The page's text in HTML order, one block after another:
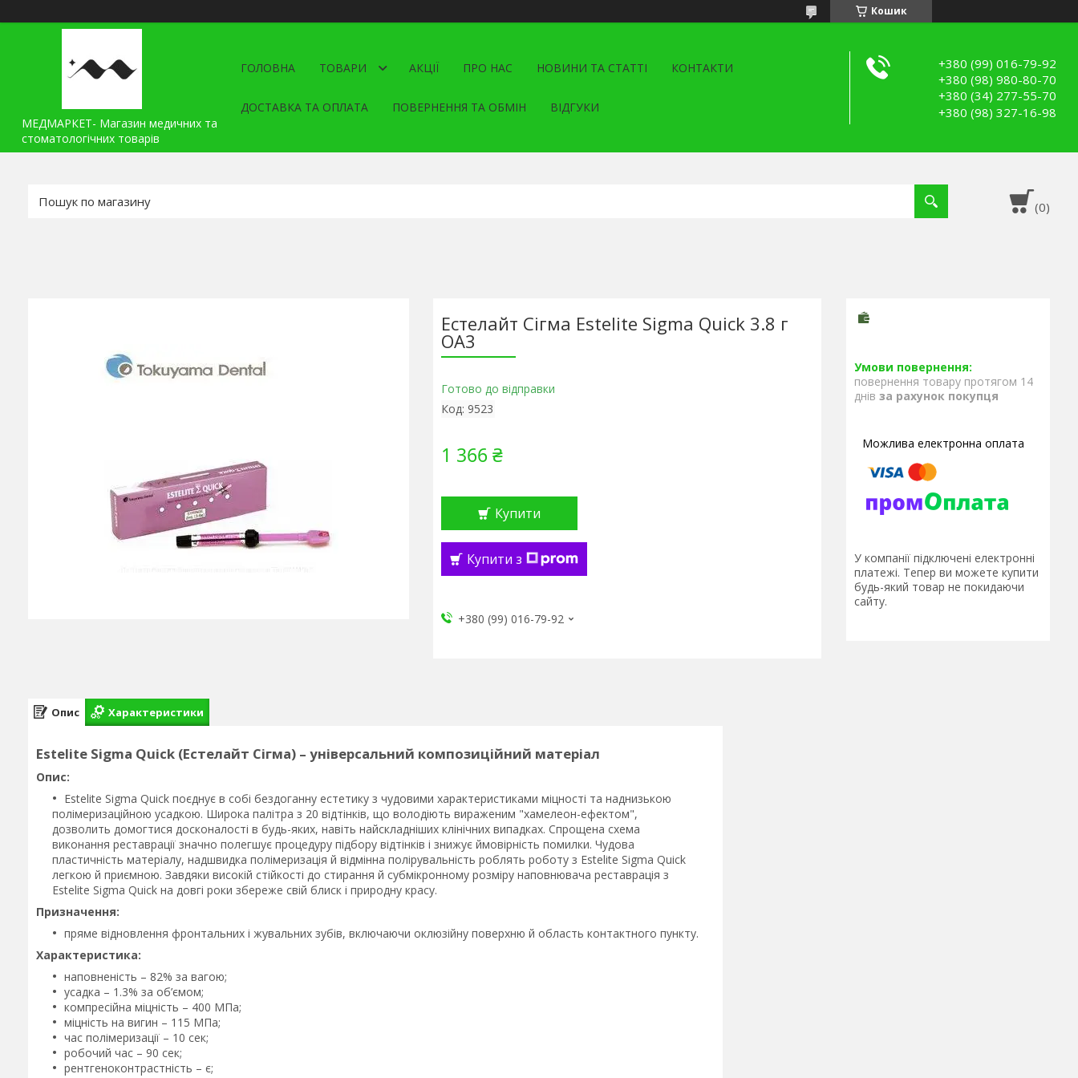
Кошик
МЕДМАРКЕТ- Магазин медичних та
стоматологічних товарів
ГОЛОВНА ТОВАРИ АКЦІЇ ПРО НАС НОВИНИ ТА СТАТТІ КОНТАКТИ
ДОСТАВКА ТА ОПЛАТА ПОВЕРНЕННЯ ТА ОБМІН ВІДГУКИ
+380 (99) 016-79-92
+380 (98) 980-80-70
+380 (34) 277-55-70
+380 (98) 327-16-98
Естелайт Сігма Estelite Sigma Quick 3.8 г
ОА3
Готово до відправки
Код: 9523
1 366 ₴
Купити
Купити з
+380 (99) 016-79-92
повернення товару протягом 14
днів за рахунок покупця
У компанії підключені електронні
платежі. Тепер ви можете купити
будь-який товар не покидаючи
сайту.
Опис Характеристики
Estelite Sigma Quick (Естелайт Сігма) – універсальний композиційний матеріал
Опис:
Estelite Sigma Quick поєднує в собі бездоганну естетику з чудовими характеристиками міцності та наднизькою
полімеризаційною усадкою. Широка палітра з 20 відтінків, що володіють вираженим "хамелеон-ефектом",
дозволить домогтися досконалості в будь-яких, навіть найскладніших клінічних випадках. Спрощена схема
виконання реставрації значно полегшує процедуру підбору відтінків і знижує ймовірність помилки. Чудова
пластичність матеріалу, надшвидка полімеризація й відмінна полірувальність роблять роботу з Estelite Sigma Quick
легкою й приємною. Завдяки високій стійкості до стирання й субмікронному розміру наповнювача реставрація з
Estelite Sigma Quick на довгі роки збереже свій блиск і природну красу.
Призначення:
пряме відновлення фронтальних і жувальних зубів, включаючи оклюзійну поверхню й область контактного пункту.
Характеристика:
наповненість – 82% за вагою;
усадка – 1.3% за об’ємом;
компресійна міцність – 400 МПа;
міцність на вигин – 115 МПа;
час полімеризації – 10 сек;
робочий час – 90 сек;
рентгеноконтрастність – є;